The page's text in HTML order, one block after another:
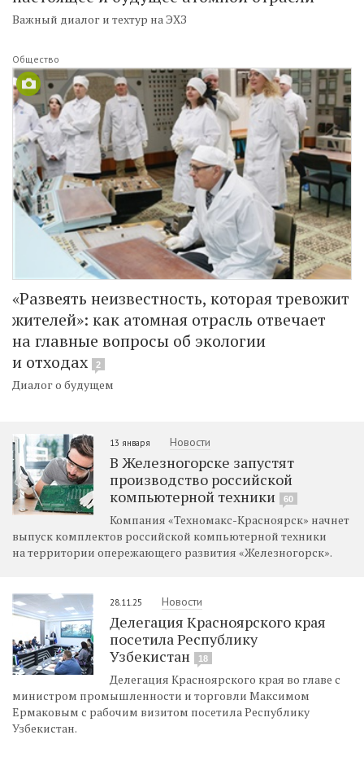
Важный диалог и техтур на ЭХЗ
Общество
«Развеять неизвестность, которая тревожит
жителей»: как атомная отрасль отвечает
на главные вопросы об экологии
и отходах
2
Диалог о будущем
13 января Новости
В Железногорске запустят
производство российской
компьютерной техники
60
Компания «Техномакс-Красноярск» начнет
выпуск комплектов российской компьютерной техники
на территории опережающего развития «Железногорск».
28.11.25 Новости
Делегация Красноярского края
посетила Республику
Узбекистан
18
Делегация Красноярского края во главе с
министром промышленности и торговли Максимом
Ермаковым с рабочим визитом посетила Республику
Узбекистан.